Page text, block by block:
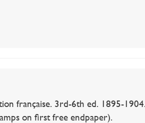
française. 3rd-6th ed. 1895-
on first free endpaper).